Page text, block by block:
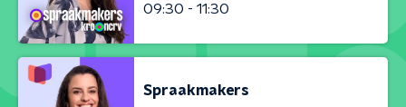
09:30 - 11:30
Spraakmakers